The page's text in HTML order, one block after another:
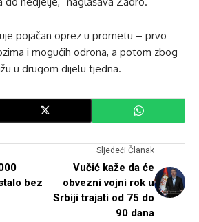
pojačan oprez u prometu – prvo
i mogućih odrona, a potom zbog
u drugom dijelu tjedna.
bez
Sljedeći Članak
Vučić kaže da će
obvezni vojni rok u
Srbiji trajati od 75 do
90 dana